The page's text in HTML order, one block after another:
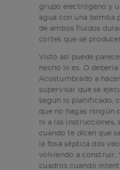
grupo electrógeno y
agua con una bomba
de ambos fluidos
cortes que se
Visto así puede
hecho lo es. O
Acostumbrado a
supervisar que se
según lo planificado,
que no hagas ningún
ni a las instrucciones,
cuando te dicen que
la fosa séptica dos
volviendo a construir.
cuadros cuando